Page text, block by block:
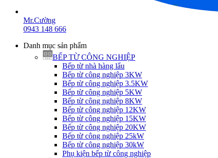
Mr.Cường
0943 148 666
Danh mục sản phẩm
BẾP TỪ CÔNG NGHIỆP
Bếp từ nhà hàng lẩu
Bếp từ công nghiệp 3KW
Bếp từ công nghiệp 3.5KW
Bếp từ công nghiệp 5KW
Bếp từ công nghiệp 8KW
Bếp từ công nghiệp 12KW
Bếp từ công nghiệp 15KW
Bếp từ công nghiệp 20KW
Bếp từ công nghiệp 25kW
Bếp từ công nghiệp 30kW
Phụ kiện bếp từ công nghiệp